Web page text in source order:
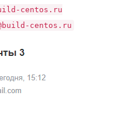
centos.ru
centos.ru